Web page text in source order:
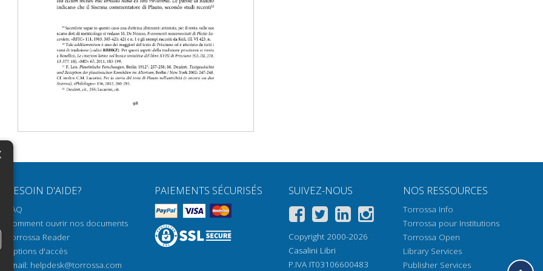
BESOIN D'AIDE?
FAQ
Comment ouvrir nos documents
Torrossa Reader
Options d'accès
Email: helpdesk@torrossa.com
PAIEMENTS SÉCURISÉS SUIVEZ-NOUS
Copyright 2000-2026
Casalini Libri
P.IVA IT03106600483
NOS RESSOURCES
Torrossa Info
Torrossa pour Institutions
Torrossa Open
Library Services
Publisher Services